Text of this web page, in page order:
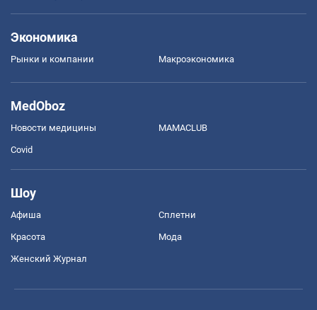
Экономика
Рынки и компании Mакроэкономика
MedOboz
Новости медицины MAMACLUB
Covid
Шоу
Афиша Сплетни
Красота Мода
Женский Журнал